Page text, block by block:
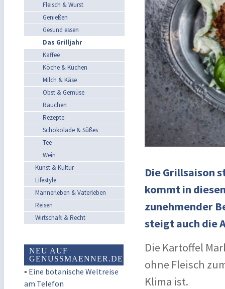
Fleisch & Wurst
Genießen
Gesund essen
Das Grilljahr
Kaffee
Köche & Küchen
Milch & Käse
Obst & Gemüse
Rauchen
Rezepte
Schokolade & Süßes
Tee
Wein
Kunst & Kultur
Lifestyle
Männerleben & Vaterleben
Reisen
Wirtschaft & Recht
NEU AUF
GENUSSMAENNER.DE
▪ Eine botanische Weltreise
am Telefon
Die Grillsaison
kommt in
zunehmender
steigt auch die
Die Kartoffel
ohne Fleisch
Klima ist.